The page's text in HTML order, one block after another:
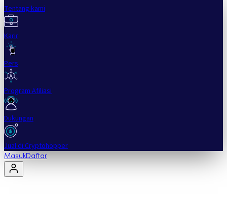
Tentang kami
Karir
Pers
Program Afiliasi
Dukungan
Jual di Cryptohopper
MasukDaftar